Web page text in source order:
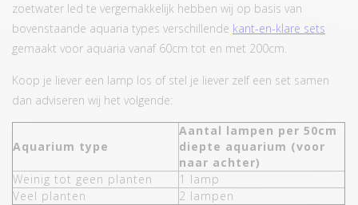
zoetwater led te vergemakkelijk hebben wij op basis van
bovenstaande aquaria types verschillende kant-en-klare sets
gemaakt voor aquaria vanaf 60cm tot en met 200cm.
Koop je liever een lamp los of stel je liever zelf een set samen
dan adviseren wij het volgende:
Aquarium type
Aantal lampen per 50cm
diepte aquarium (voor
naar achter)
Weinig tot geen planten
1 lamp
Veel planten
2 lampen